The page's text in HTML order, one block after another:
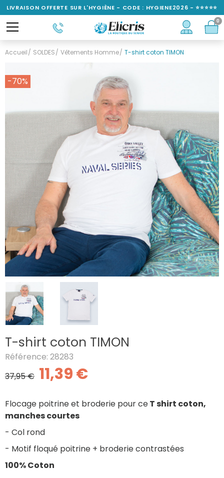
Accueil SOLDES Vêtements Homme T-shirt coton TIMON
-70%
T-shirt coton TIMON
Référence: 28283
37,95 € 11,39 €
Flocage poitrine et broderie pour ceT shirt coton,
manches courtes
- Col rond
- Motif floqué poitrine + broderie contrastées
100% Coton
LIVRAISON OFFERTE SUR L'HYGIÈNE - CODE : HYGIENE2026 - ⭐⭐⭐⭐⭐
NOTÉ 4,6/5
0